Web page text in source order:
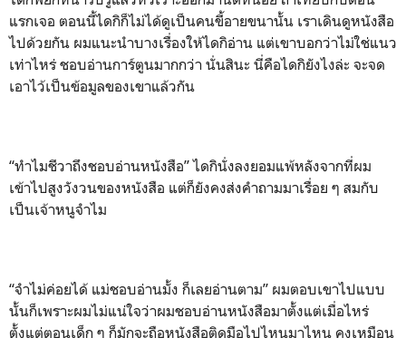
แรกเจอ ตอนนี้ไดกิก็ไม่ได้ดูเป็นคนขี้อายขนานั้น เราเดินดูหนังสือ
ไปด้วยกัน ผมแนะนำบางเรื่องให้ไดกิอ่าน แต่เขาบอกว่าไม่ใช่แนว
เท่าไหร่ ชอบอ่านการ์ตูนมากกว่า นั่นสินะ นี่คือไดกิยังไงล่ะ จะจด
เอาไว้เป็นข้อมูลของเขาแล้วกัน
“ทำไมชีวาถึงชอบอ่านหนังสือ” ไดกินั่งลงยอมแพ้หลังจากที่ผม
เข้าไปสูงวังวนของหนังสือ แต่ก็ยังคงส่งคำถามมาเรื่อย ๆ สมกับ
เป็นเจ้าหนูจำไม
“จำไม่ค่อยได้ แม่ชอบอ่านมั้ง ก็เลยอ่านตาม” ผมตอบเขาไปแบบ
นั้นก็เพราะผมไม่แน่ใจว่าผมชอบอ่านหนังสือมาตั้งแต่เมื่อไหร่
ตั้งแต่ตอนเด็ก ๆ ก็มักจะถือหนังสือติดมือไปไหนมาไหน คงเหมือน